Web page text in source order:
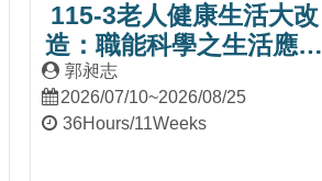
115-3老人健康生活大改
造：職能科學之生活應用
郭昶志
2026/07/10~2026/08/25
36Hours/11Weeks